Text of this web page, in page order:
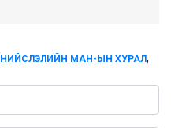
НИЙСЛЭЛИЙН МАН-ЫН ХУРАЛ,